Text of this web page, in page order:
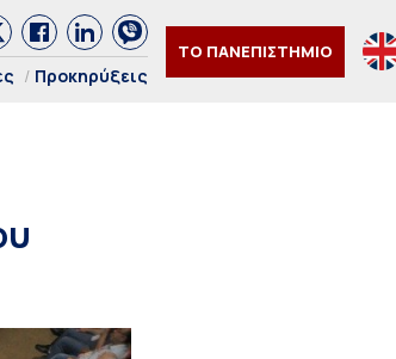
Προκηρύξεις
ΤΟ ΠΑΝΕΠΙΣΤΗΜΙΟ